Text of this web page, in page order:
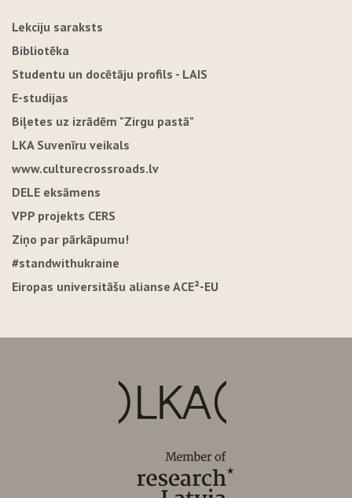
Lekciju saraksts
Bibliotēka
Studentu un docētāju profils - LAIS
E-studijas
Biļetes uz izrādēm "Zirgu pastā"
LKA Suvenīru veikals
www.culturecrossroads.lv
DELE eksāmens
VPP projekts CERS
Ziņo par pārkāpumu!
#standwithukraine
Eiropas universitāšu alianse ACE²-EU